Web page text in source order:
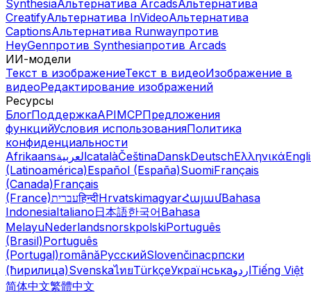
SynthesiaАльтернатива ArcadsАльтернатива
CreatifyАльтернатива InVideoАльтернатива
CaptionsАльтернатива Runwayпротив
HeyGenпротив Synthesiaпротив Arcads
ИИ-модели
Текст в изображениеТекст в видеоИзображение в
видеоРедактирование изображений
Ресурсы
БлогПоддержкаAPIMCPПредложения
функцийУсловия использованияПолитика
конфиденциальности
AfrikaansالعربيةcatalàČeštinaDanskDeutschΕλληνικά
(Latinoamérica)Español (España)SuomiFrançais
(Canada)Français
(France)עבריתहिन्दीHrvatskimagyarՀայամBahasa
IndonesiaItaliano日本語한국어Bahasa
MelayuNederlandsnorskpolskiPortuguês
(Brasil)Português
(Portugal)românăРусскийSlovenčinaсрпски
(ћирилица)SvenskaไทยTürkçeУкраїнськаاردوTiếng Việt
简体中文繁體中文